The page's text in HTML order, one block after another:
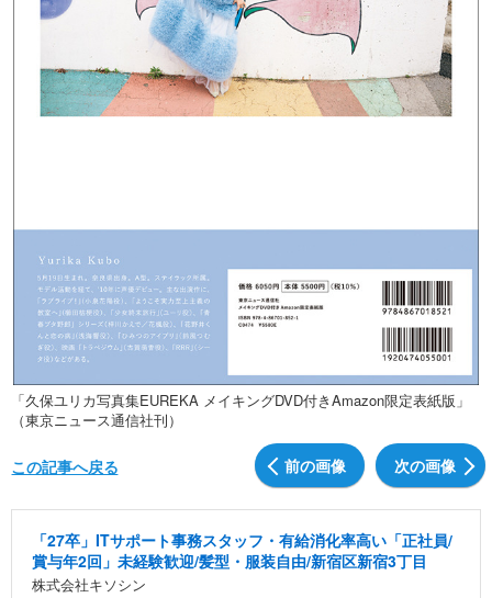
「久保ユリカ写真集EUREKA メイキングDVD付きAmazon限定表紙版」
（東京ニュース通信社刊）
前の画像 次の画像
この記事へ戻る
「27卒」ITサポート事務スタッフ・有給消化率高い「正社員/
賞与年2回」未経験歓迎/髪型・服装自由/新宿区新宿3丁目
株式会社キソシン